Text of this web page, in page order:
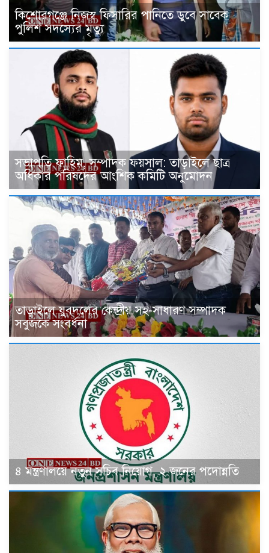
কিশোরগঞ্জে নিজস্ব ফিসারির পানিতে ডুবে সাবেক
পুলিশ সদস্যের মৃত্যু
সভাপতি ফাহিম, সম্পাদক ফয়সাল: তাড়াইলে ছাত্র
অধিকার পরিষদের আংশিক কমিটি অনুমোদন
তাড়াইলে যুবদলের কেন্দ্রীয় সহ-সাধারণ সম্পাদক
সবুজকে সংবর্ধনা
৪ মন্ত্রণালয়ে নতুন সচিব নিয়োগ, ২ জনের পদোন্নতি